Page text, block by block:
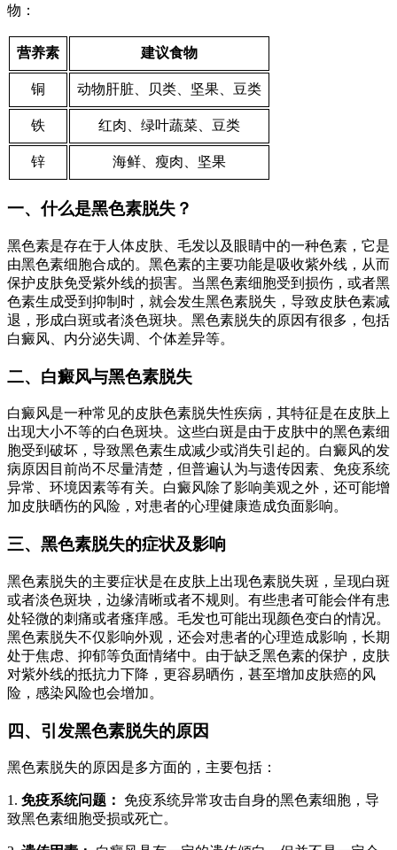
物：
营养素 建议食物
铜 动物肝脏、贝类、坚果、豆类
铁 红肉、绿叶蔬菜、豆类
锌 海鲜、瘦肉、坚果
一、什么是黑色素脱失？
黑色素是存在于人体皮肤、毛发以及眼睛中的一种色素，它是
由黑色素细胞合成的。黑色素的主要功能是吸收紫外线，从而
保护皮肤免受紫外线的损害。当黑色素细胞受到损伤，或者黑
色素生成受到抑制时，就会发生黑色素脱失，导致皮肤色素减
退，形成白斑或者淡色斑块。黑色素脱失的原因有很多，包括
白癜风、内分泌失调、个体差异等。
二、白癜风与黑色素脱失
白癜风是一种常见的皮肤色素脱失性疾病，其特征是在皮肤上
出现大小不等的白色斑块。这些白斑是由于皮肤中的黑色素细
胞受到破坏，导致黑色素生成减少或消失引起的。白癜风的发
病原因目前尚不尽量清楚，但普遍认为与遗传因素、免疫系统
异常、环境因素等有关。白癜风除了影响美观之外，还可能增
加皮肤晒伤的风险，对患者的心理健康造成负面影响。
三、黑色素脱失的症状及影响
黑色素脱失的主要症状是在皮肤上出现色素脱失斑，呈现白斑
或者淡色斑块，边缘清晰或者不规则。有些患者可能会伴有患
处轻微的刺痛或者瘙痒感。毛发也可能出现颜色变白的情况。
黑色素脱失不仅影响外观，还会对患者的心理造成影响，长期
处于焦虑、抑郁等负面情绪中。由于缺乏黑色素的保护，皮肤
对紫外线的抵抗力下降，更容易晒伤，甚至增加皮肤癌的风
险，感染风险也会增加。
四、引发黑色素脱失的原因
黑色素脱失的原因是多方面的，主要包括：
1. 免疫系统问题：
免疫系统异常攻击自身的黑色素细胞，导
致黑色素细胞受损或死亡。